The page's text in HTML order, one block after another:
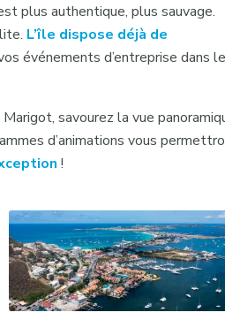
plus authentique, plus sauvage.
L’île dispose déjà de
événements d’entreprise dans
savourez la vue
d’animations vous
!